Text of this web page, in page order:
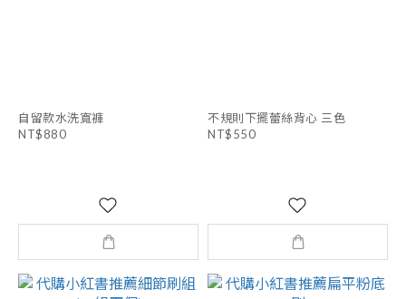
自留款水洗寬褲
NT$880
不規則下擺蕾絲背心 三色
NT$550